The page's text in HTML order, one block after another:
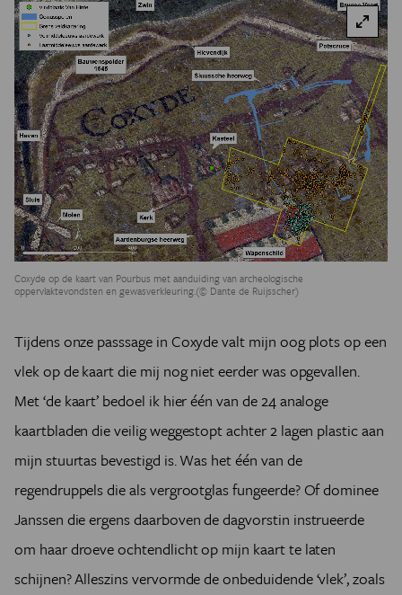
Coxyde op de kaart van Pourbus met aanduiding van archeologische
oppervlaktevondsten en gewasverkleuring.(© Dante de Ruijsscher)
Tijdens onze passsage in Coxyde valt mijn oog plots op een
vlek op de kaart die mij nog niet eerder was opgevallen.
Met ‘de kaart’ bedoel ik hier één van de 24 analoge
kaartbladen die veilig weggestopt achter 2 lagen plastic aan
mijn stuurtas bevestigd is. Was het één van de
regendruppels die als vergrootglas fungeerde? Of dominee
Janssen die ergens daarboven de dagvorstin instrueerde
om haar droeve ochtendlicht op mijn kaart te laten
schijnen? Alleszins vervormde de onbeduidende ‘vlek’, zoals